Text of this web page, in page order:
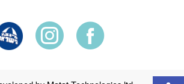
פתח סרגל נגישות